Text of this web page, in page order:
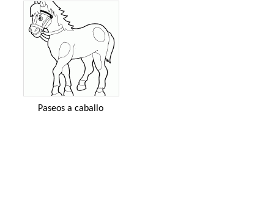
Paseos a caballo